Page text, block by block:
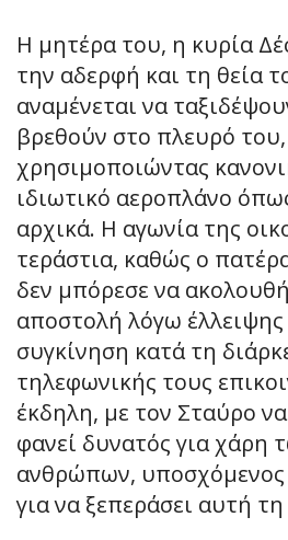
Η μητέρα του, η κυρία
την αδερφή και τη θεία
αναμένεται να
βρεθούν στο πλευρό του,
χρησιμοποιώντας
ιδιωτικό αεροπλάνο
αρχικά. Η αγωνία της
τεράστια, καθώς ο
δεν μπόρεσε να
αποστολή λόγω
συγκίνηση κατά τη
τηλεφωνικής τους
έκδηλη, με τον Σταύρο
φανεί δυνατός για χάρη
ανθρώπων,
για να ξεπεράσει αυτή